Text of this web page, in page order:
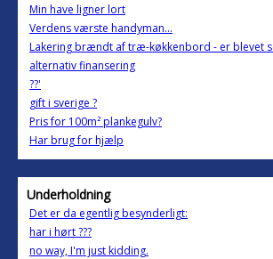
Min have ligner lort
Verdens værste handyman...
Lakering brændt af træ-køkkenbord - er blevet
alternativ finansering
??'
gift i sverige ?
Pris for 100m² plankegulv?
Har brug for hjælp
Underholdning
Det er da egentlig besynderligt:
har i hørt ???
no way, I'm just kidding.